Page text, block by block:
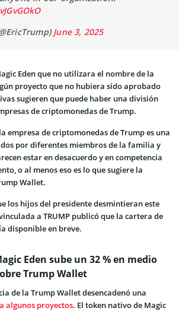
June 3, 2025
Eden que no utilizara el nombre de la
proyecto que no hubiera sido aprobado
sugieren que puede haber una división
de criptomonedas de Trump.
empresa de criptomonedas de Trump es una
por diferentes miembros de la familia y
estar en desacuerdo y en competencia
o al menos eso es lo que sugiere la
Wallet.
los hijos del presidente desmintieran este
a TRUMP publicó que la cartera de
disponible en breve.
Eden sube un 32 % en medio
Trump Wallet
de la Trump Wallet desencadenó una
algunos proyectos. El token nativo de Magic